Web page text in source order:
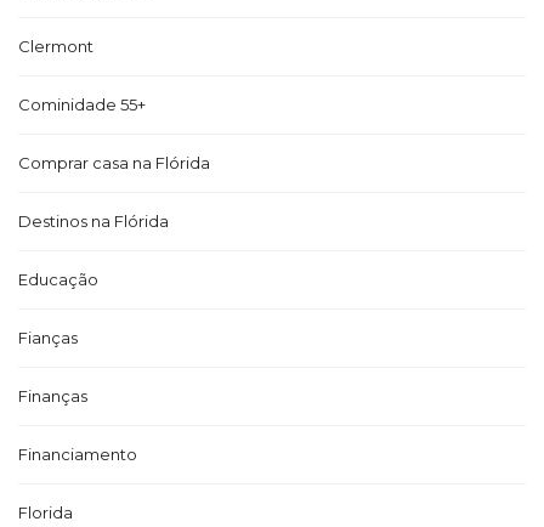
Clermont
Cominidade 55+
Comprar casa na Flórida
Destinos na Flórida
Educação
Fianças
Finanças
Financiamento
Florida